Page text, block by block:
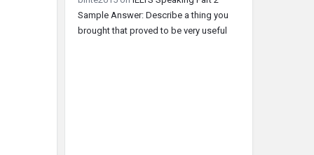
Sample Answer: Describe a thing you
brought that proved to be very useful